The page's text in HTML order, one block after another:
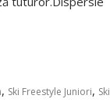
, Ski Freestyle Juniori, Ski